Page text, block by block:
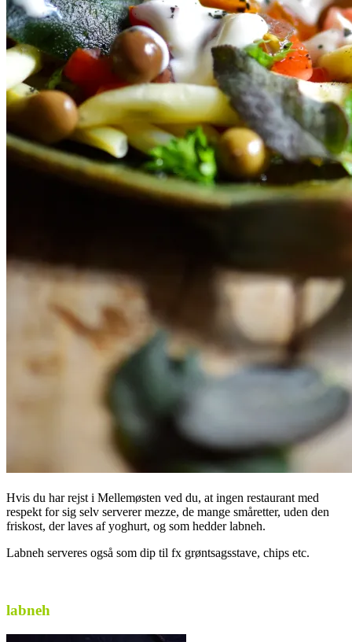
Hvis du har rejst i Mellemøsten ved du, at ingen restaurant med
respekt for sig selv serverer mezze, de mange småretter, uden den
friskost, der laves af yoghurt, og som hedder labneh.
Labneh serveres også som dip til fx grøntsagsstave, chips etc.
labneh